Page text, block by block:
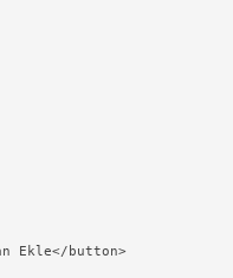
Ekle</button>